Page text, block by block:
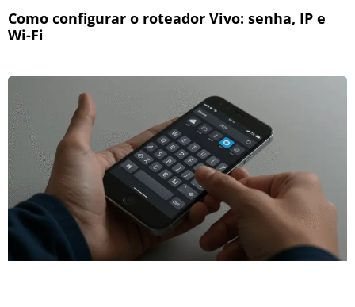
Como configurar o roteador Vivo: senha, IP e
Wi-Fi